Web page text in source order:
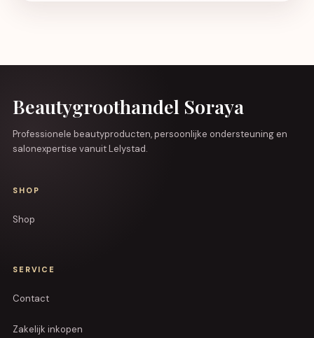
Beautygroothandel Soraya
Professionele beautyproducten, persoonlijke ondersteuning en
salonexpertise vanuit Lelystad.
SHOP
Shop
SERVICE
Contact
Zakelijk inkopen